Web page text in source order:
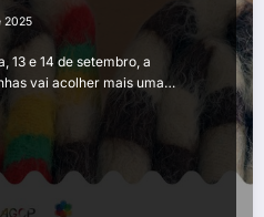
2025
13 e 14 de setembro, a
vai acolher mais uma…